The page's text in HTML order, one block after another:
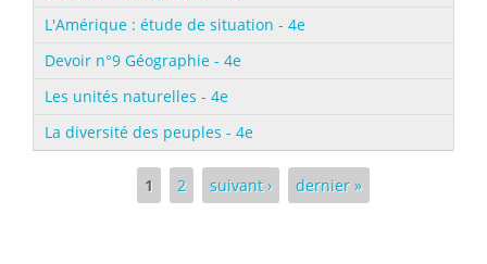
L'Amérique : étude de situation - 4e
Devoir n°9 Géographie - 4e
Les unités naturelles - 4e
La diversité des peuples - 4e
1 2 suivant › dernier »